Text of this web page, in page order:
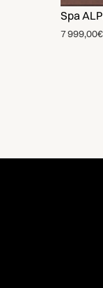
Spa
7 999,00€